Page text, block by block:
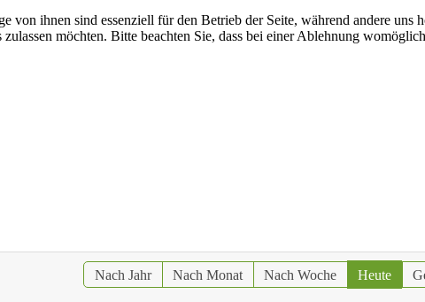
Nach Jahr Nach Monat Nach Woche Heute
von ihnen sind essenziell für den Betrieb der Seite, während andere
möchten. Bitte beachten Sie, dass bei einer Ablehnung